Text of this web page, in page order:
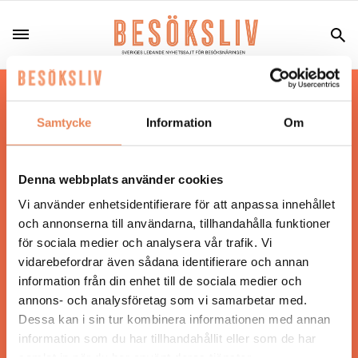
Samtycke Information Om
Denna webbplats använder cookies
Vi använder enhetsidentifierare för att anpassa innehållet
och annonserna till användarna, tillhandahålla funktioner
för sociala medier och analysera vår trafik. Vi
vidarebefordrar även sådana identifierare och annan
information från din enhet till de sociala medier och
annons- och analysföretag som vi samarbetar med.
Dessa kan i sin tur kombinera informationen med annan
information som du har tillhandahållit eller som de har
Hos oss läser du landets mest uppdaterade
nyheter och snackisar inom besöksnäringen.
Besöksliv i sin tryckta form är ett affärsmagasin
Tidningen ges ut avVisita
ANSVARIG UTGIVARE
Jonas Siljhammar
UPPHOVSRÄTT